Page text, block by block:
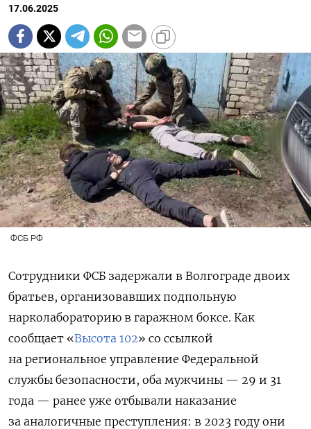
17.06.2025
ФСБ РФ
Сотрудники ФСБ задержали в Волгограде двоих
братьев, организовавших подпольную
нарколабораторию в гаражном боксе. Как
сообщает «Высота 102» со ссылкой
на региональное управление Федеральной
службы безопасности, оба мужчины — 29 и 31
года — ранее уже отбывали наказание
за аналогичные преступления: в 2023 году они